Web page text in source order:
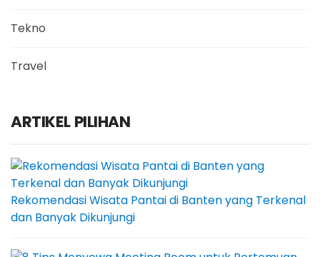
Tekno
Travel
ARTIKEL PILIHAN
Rekomendasi Wisata Pantai di Banten yang Terkenal
dan Banyak Dikunjungi